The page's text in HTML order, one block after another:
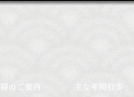
祷のご案内 主な年間行事